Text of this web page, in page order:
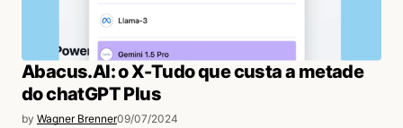
Abacus.AI: o X-Tudo que custa a metade
do chatGPT Plus
by Wagner Brenner09/07/2024